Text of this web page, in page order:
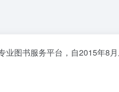
业图书服务平台，自2015年8